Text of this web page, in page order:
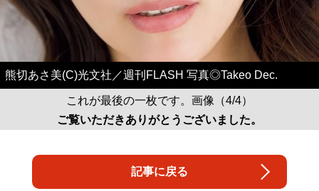
熊切あさ美(C)光文社／週刊FLASH 写真◎Takeo Dec.
これが最後の一枚です。画像（4/4）
ご覧いただきありがとうございました。
記事に戻る